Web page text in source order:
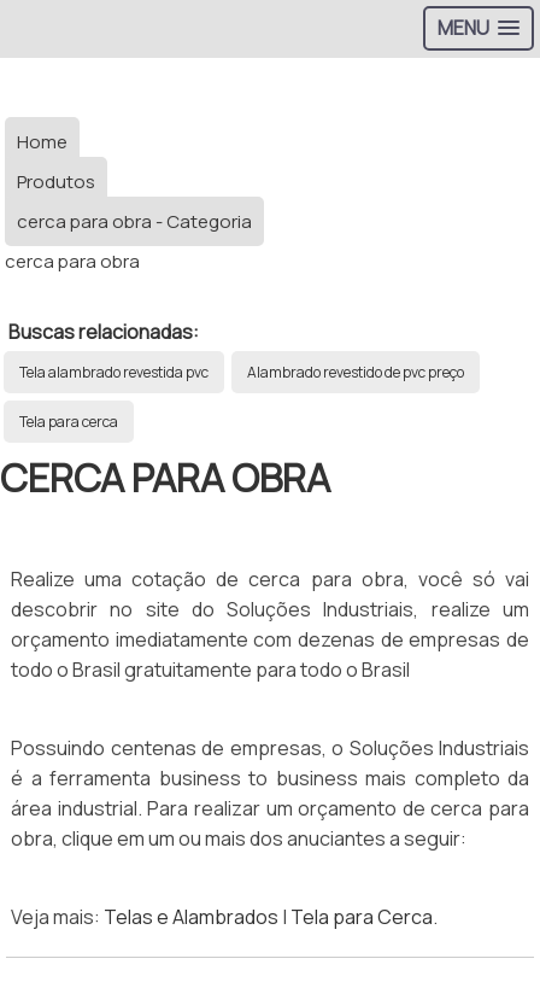
MENU
Home
Produtos
cerca para obra - Categoria
cerca para obra
Buscas relacionadas:
Tela alambrado revestida pvc Alambrado revestido de pvc preço
Tela para cerca
CERCA PARA OBRA
Realize uma cotação de cerca para obra, você só vai
descobrir no site do Soluções Industriais, realize um
orçamento imediatamente com dezenas de empresas de
todo o Brasil gratuitamente para todo o Brasil
Possuindo centenas de empresas, o Soluções Industriais
é a ferramenta business to business mais completo da
área industrial. Para realizar um orçamento de cerca para
obra, clique em um ou mais dos anuciantes a seguir:
Veja mais: Telas e Alambrados | Tela para Cerca.